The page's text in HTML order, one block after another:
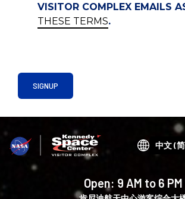
VISITOR COMPLEX EMAILS
THESE TERMS.
SIGNUP
Choose
language
Open: 9 AM to 6 PM